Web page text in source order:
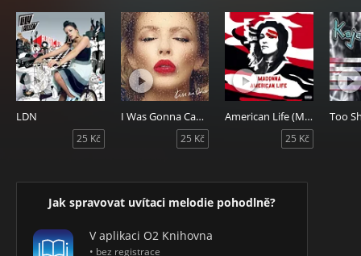
LDN
25 Kč
I Was Gonna Cancel
25 Kč
American Life (Master Ringback)
25 Kč
Too
Jak spravovat uvítaci melodie pohodlně?
V aplikaci O2 Knihovna
• bez registrace